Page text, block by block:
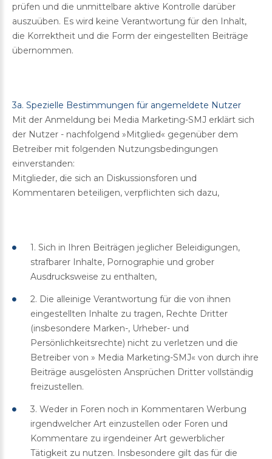
prüfen und die unmittelbare aktive Kontrolle darüber
auszuüben. Es wird keine Verantwortung für den Inhalt,
die Korrektheit und die Form der eingestellten Beiträge
übernommen.
3a. Spezielle Bestimmungen für angemeldete Nutzer
Mit der Anmeldung bei Media Marketing-SMJ erklärt sich
der Nutzer - nachfolgend »Mitglied« gegenüber dem
Betreiber mit folgenden Nutzungsbedingungen
einverstanden:
Mitglieder, die sich an Diskussionsforen und
Kommentaren beteiligen, verpflichten sich dazu,
1. Sich in Ihren Beiträgen jeglicher Beleidigungen,
strafbarer Inhalte, Pornographie und grober
Ausdrucksweise zu enthalten,
2. Die alleinige Verantwortung für die von ihnen
eingestellten Inhalte zu tragen, Rechte Dritter
(insbesondere Marken-, Urheber- und
Persönlichkeitsrechte) nicht zu verletzen und die
Betreiber von » Media Marketing-SMJ« von durch ihre
Beiträge ausgelösten Ansprüchen Dritter vollständig
freizustellen.
3. Weder in Foren noch in Kommentaren Werbung
irgendwelcher Art einzustellen oder Foren und
Kommentare zu irgendeiner Art gewerblicher
Tätigkeit zu nutzen. Insbesondere gilt das für die